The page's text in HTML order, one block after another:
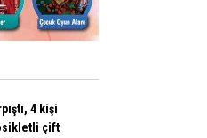
4 kişi
çift